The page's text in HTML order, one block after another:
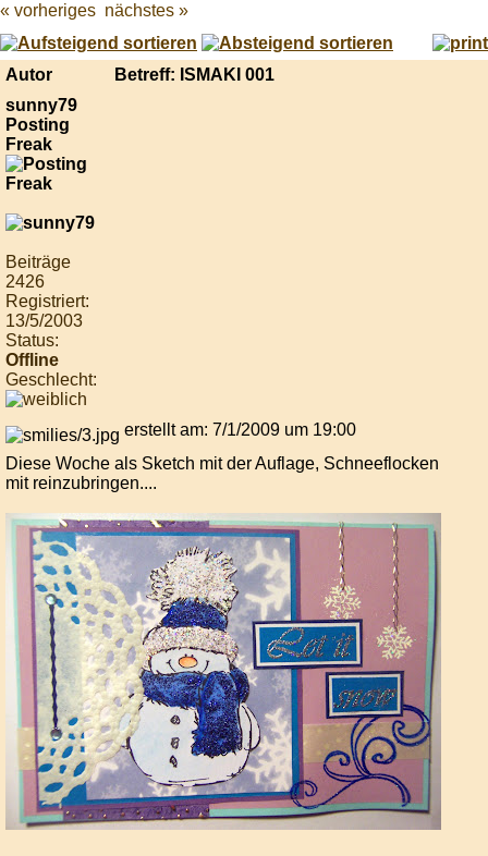
Best
online
live
casino
« vorheriges nächstes »
Autor
Betreff: ISMAKI 001
sunny79
Posting
Freak
Beiträge
2426
Registriert:
13/5/2003
Status:
Offline
Geschlecht:
erstellt am: 7/1/2009 um 19:00
Diese Woche als Sketch mit der Auflage, Schneeflocken
mit reinzubringen....